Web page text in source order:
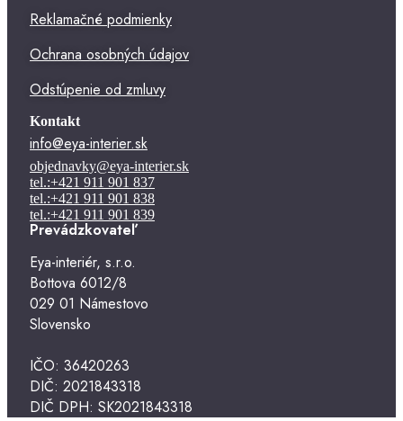
Reklamačné podmienky
Ochrana osobných údajov
Odstúpenie od zmluvy
Kontakt
info@eya-interier.sk
objednavky@eya-interier.sk
tel.:+421 911 901 837
tel.:+421 911 901 838
tel.:+421 911 901 839
Prevádzkovateľ
Eya-interiér, s.r.o.
Bottova 6012/8
029 01 Námestovo
Slovensko
IČO: 36420263
DIČ: 2021843318
DIČ DPH: SK2021843318